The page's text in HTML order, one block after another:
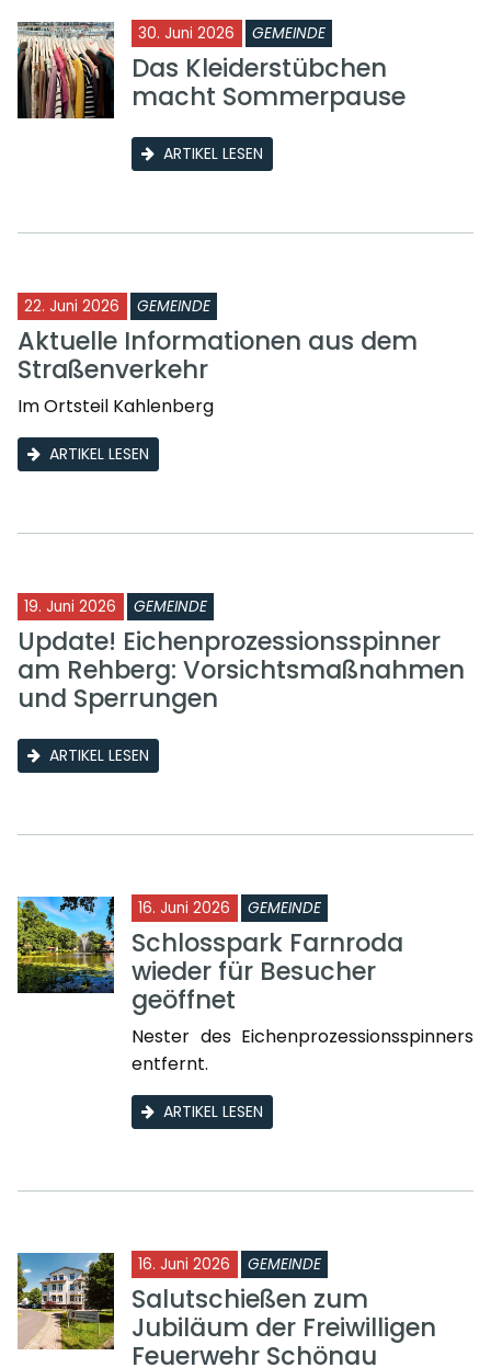
30. Juni 2026 GEMEINDE
Das Kleiderstübchen
macht Sommerpause
ARTIKEL LESEN
22. Juni 2026 GEMEINDE
Aktuelle Informationen aus dem
Straßenverkehr
Im Ortsteil Kahlenberg
ARTIKEL LESEN
19. Juni 2026 GEMEINDE
Update! Eichenprozessionsspinner
am Rehberg: Vorsichtsmaßnahmen
und Sperrungen
ARTIKEL LESEN
16. Juni 2026 GEMEINDE
Schlosspark Farnroda
wieder für Besucher
geöffnet
Nester des Eichenprozessionsspinners
entfernt.
ARTIKEL LESEN
16. Juni 2026 GEMEINDE
Salutschießen zum
Jubiläum der Freiwilligen
Feuerwehr Schönau